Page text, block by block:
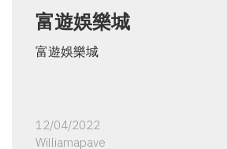
富遊娛樂城
富遊娛樂城
12/04/2022
Williamapave